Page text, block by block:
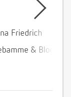
Friedrich
&